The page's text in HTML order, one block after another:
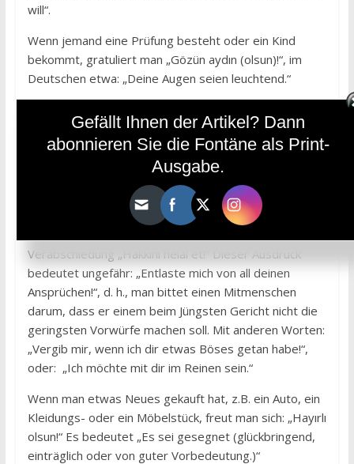
will“.
Wenn jemand eine Prüfung besteht oder ein Kind
bekommt, gratuliert man „Gözün aydın (olsun)!“, im
Deutschen etwa: „Deine Augen seien leuchtend.“
geldin!“ (wörtlich: Du kommst gelegen) willkommen,
worauf dieser erwidert: „Hoş bulduk!“ (wörtlich: Wir
haben einen angenehmen Empfang vorgefunden).
Wenn man mit jemandem ein Geschäft gemacht, ihm
geholfen oder etwas angeboten hat, und sei es nur
Verabschiedung „Hakkını helal et!“ Dieser Ausdruck
bedeutet ungefähr: „Entlaste mich von all deinen
Ansprüchen!“, d. h., man bittet einen Mitmenschen
darum, dass er einem beim Jüngsten Gericht nicht die
geringsten Vorwürfe machen soll. Mit anderen Worten:
„Vergib mir, wenn ich dir etwas Böses getan habe!“,
oder: „Ich möchte mit dir im Reinen sein.“
Wenn man etwas Neues gekauft hat, z.B. ein Auto, ein
Kleidungs- oder ein Möbelstück, freut man sich: „Hayırlı
olsun!“ Es bedeutet „Es sei gesegnet (glückbringend,
einträglich oder von guter Vorbedeutung.)“
Gefällt Ihnen der Artikel? Dann
abonnieren Sie die Fontäne als Print-
Ausgabe.